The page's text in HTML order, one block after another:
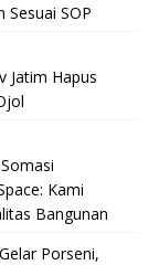
Sesuai SOP
Jatim Hapus
Kami
Bangunan
Porseni,